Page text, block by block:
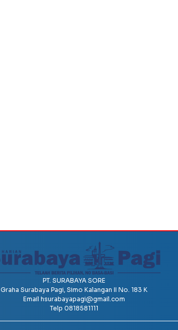
PT. SURABAYA SORE
Graha Surabaya Pagi, Simo Kalangan II No. 183 K
Email hsurabayapagi@gmail.com
Telp 0818581111